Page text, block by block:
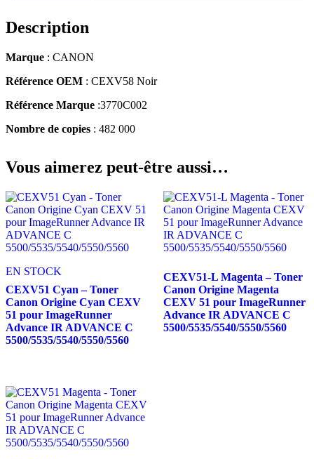
Description
Marque : CANON
Référence OEM : CEXV58 Noir
Référence Marque :3770C002
Nombre de copies : 482 000
Vous aimerez peut-être aussi…
EN STOCK
CEXV51 Cyan – Toner
Canon Origine Cyan CEXV
51 pour ImageRunner
Advance IR ADVANCE C
5500/5535/5540/5550/5560
CEXV51-L Magenta – Toner
Canon Origine Magenta
CEXV 51 pour ImageRunner
Advance IR ADVANCE C
5500/5535/5540/5550/5560